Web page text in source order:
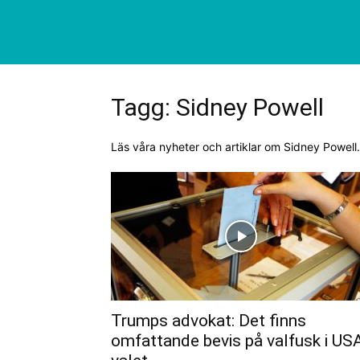
Tagg: Sidney Powell
Läs våra nyheter och artiklar om Sidney Powell.
Trumps advokat: Det finns
omfattande bevis på valfusk i